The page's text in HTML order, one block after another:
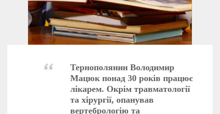
Тернополянин Володимир
Мацюк понад 30 років працює
лікарем. Окрім травматології
та хірургії, опанував
вертебрологію та